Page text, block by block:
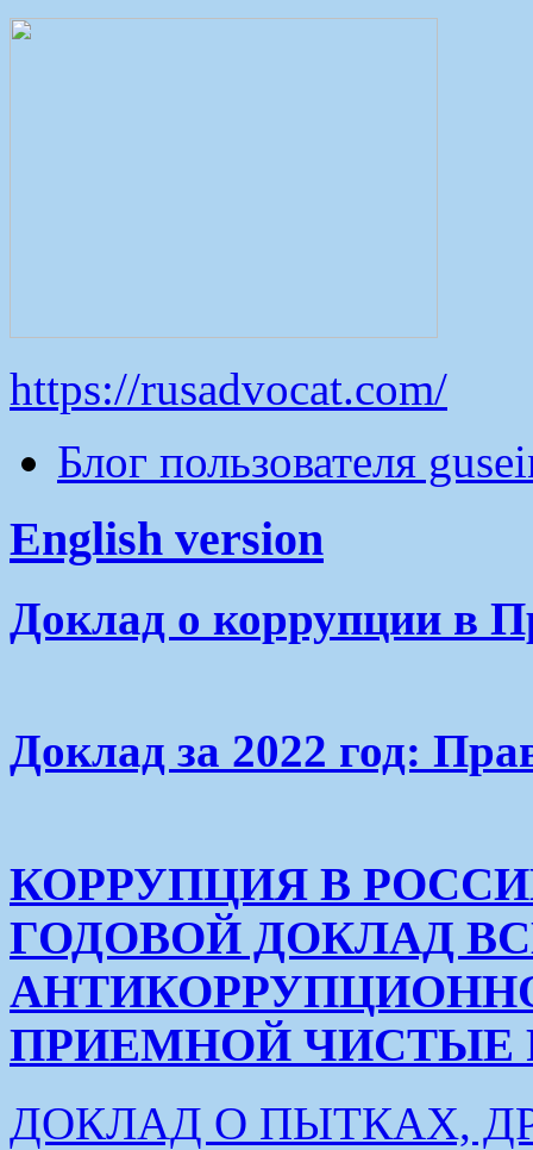
https://rusadvocat.com/
Блог пользователя
English version
Доклад о коррупции в
Доклад за 2022 год:
КОРРУПЦИЯ В
ГОДОВОЙ ДОКЛАД
ПРИЕМНОЙ ЧИСТЫЕ
ДОКЛАД О ПЫТКАХ,